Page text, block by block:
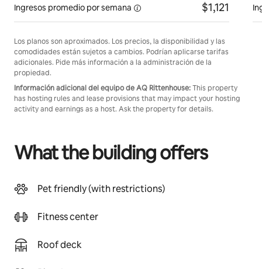
Ingresos promedio por semana $1,121
Los planos son aproximados. Los precios, la disponibilidad y las
comodidades están sujetos a cambios. Podrían aplicarse tarifas
adicionales. Pide más información a la administración de la
propiedad.
Información adicional del equipo de AQ Rittenhouse:This property
has hosting rules and lease provisions that may impact your hosting
activity and earnings as a host. Ask the property for details.
What the building offers
Pet friendly (with restrictions)
Fitness center
Roof deck